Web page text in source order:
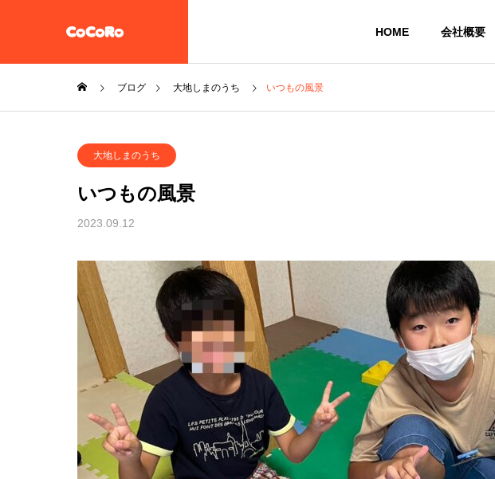
HOME 会社概要
ーム【CoCoRoホーム】
放課後等デイサービス 大地
一般社団法人 誠樹会
教え子達の居場所
を作るという想い
放課後等デイサービス
共
環
共同
ホー
ブログ 大地しまのうち いつもの風景
大地しまのうち
いつもの風景
2023.09.12